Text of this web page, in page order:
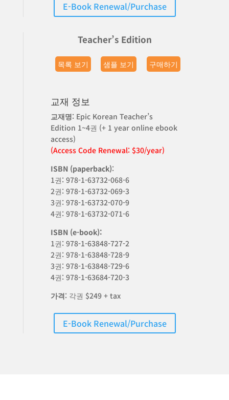
E-Book Renewal/Purchase
Teacher’s Edition
목록 보기 샘플 보기 구매하기
교재 정보
교재명: Epic Korean Teacher’s
Edition 1~4권 (+ 1 year online ebook
access)
(Access Code Renewal: $30/year)
ISBN (paperback):
1권: 978-1-63732-068-6
2권: 978-1-63732-069-3
3권: 978-1-63732-070-9
4권: 978-1-63732-071-6
ISBN (e-book):
1권: 978-1-63848-727-2
2권: 978-1-63848-728-9
3권: 978-1-63848-729-6
4권: 978-1-63684-720-3
가격: 각권 $249 + tax
E-Book Renewal/Purchase